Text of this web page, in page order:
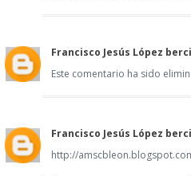
Francisco Jesús López
Este comentario ha sido
Francisco Jesús López
http://